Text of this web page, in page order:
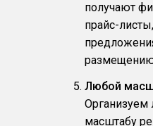
получают
прайс-
Любой
масштабу